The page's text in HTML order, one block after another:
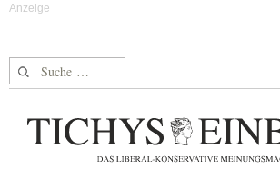
Suche nach: